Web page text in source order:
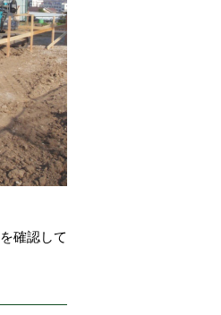
確認して